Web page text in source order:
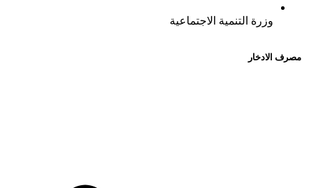
وزرة التنمية الاجتماعية
مصرف الادخار